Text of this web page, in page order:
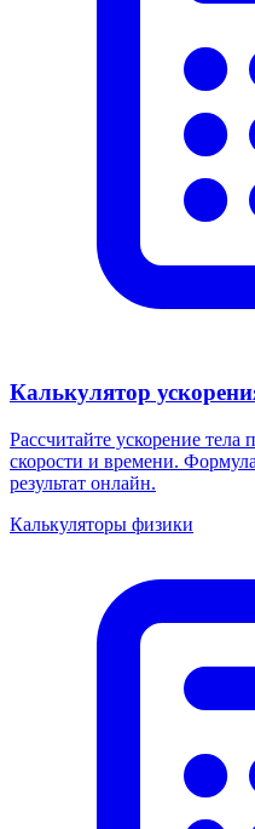
Калькулятор
Рассчитайте ускорение тела
скорости и времени.
результат онлайн.
Калькуляторы физики